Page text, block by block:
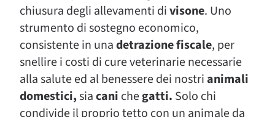
chiusura degli allevamenti divisone. Uno
strumento di sostegno economico,
consistente in unadetrazione fiscale, per
snellire i costi di cure veterinarie necessarie
alla salute ed al benessere dei nostrianimali
domestici,siacani chegatti. Solo chi
condivide il proprio tetto con un animale da